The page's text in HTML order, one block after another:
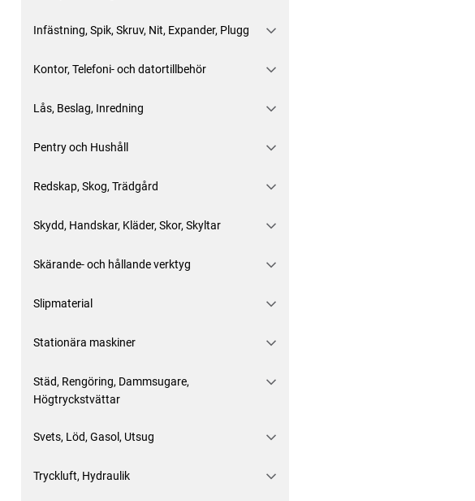
Infästning, Spik, Skruv, Nit, Expander, Plugg
Kontor, Telefoni- och datortillbehör
Lås, Beslag, Inredning
Pentry och Hushåll
Redskap, Skog, Trädgård
Skydd, Handskar, Kläder, Skor, Skyltar
Skärande- och hållande verktyg
Slipmaterial
Stationära maskiner
Städ, Rengöring, Dammsugare,
Högtryckstvättar
Svets, Löd, Gasol, Utsug
Tryckluft, Hydraulik